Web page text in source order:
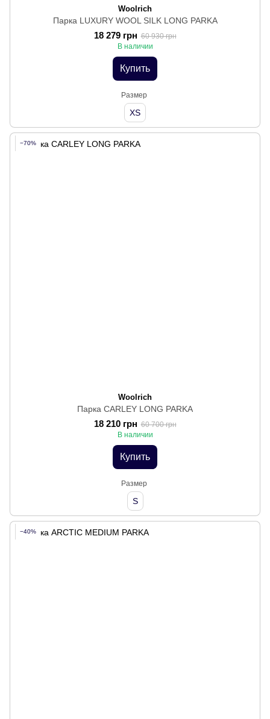
Woolrich
Парка LUXURY WOOL SILK LONG PARKA
18 279 грн 60 930 грн
В наличии
Купить
Размер
XS
−70%
Woolrich
Парка CARLEY LONG PARKA
18 210 грн 60 700 грн
В наличии
Купить
Размер
S
−40%